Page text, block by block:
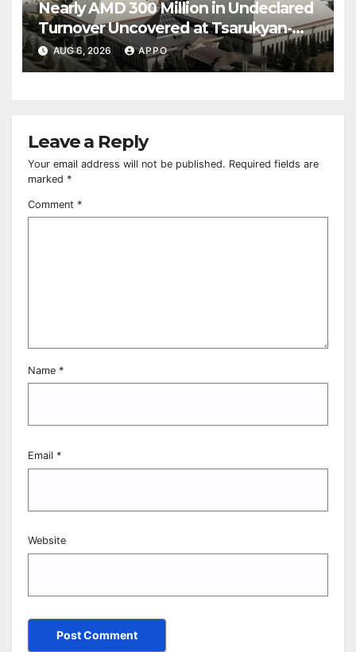
Nearly AMD 300 Million in Undeclared
Turnover Uncovered at Tsarukyan-
Owned Entertainment Center
AUG 6, 2026 APPO
Leave a Reply
Your email address will not be published. Required fields are
marked *
Comment *
Name *
Email *
Website